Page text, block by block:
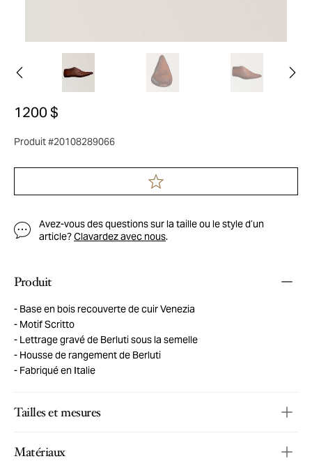
1200 $
Produit #20108289066
Avez-vous des questions sur la taille ou le style d’un
article?Clavardez avec nous.
Produit
Base en bois recouverte de cuir Venezia
Motif Scritto
Lettrage gravé de Berluti sous la semelle
Housse de rangement de Berluti
Fabriqué en Italie
Tailles et mesures
Matériaux